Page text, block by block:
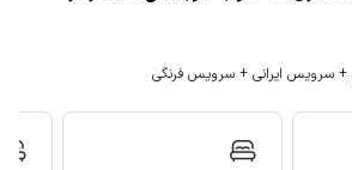
+ سرویس ایرانی + سرویس فرنگی